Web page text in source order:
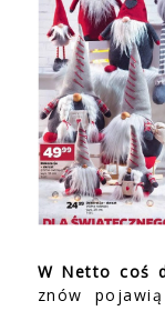
W Netto coś
znów